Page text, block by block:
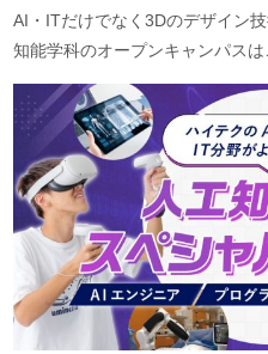
AI・ITだけでなく3Dのデザイン
知能学科のオープンキャンパス